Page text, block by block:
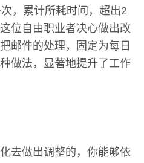
，累计所耗时间，超出2
位自由职业者决心做出改
邮件的处理，固定为每日
做法，显著地提升了工作
去做出调整的，你能够依